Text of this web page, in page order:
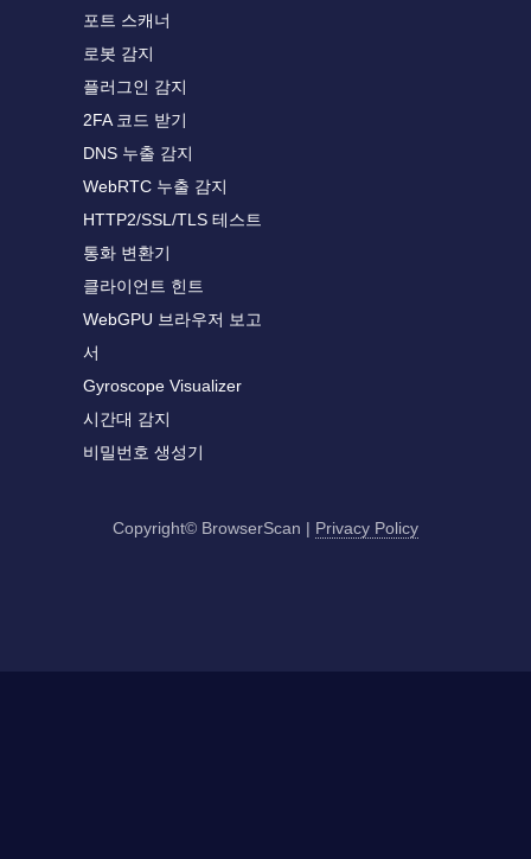
포트 스캐너
로봇 감지
플러그인 감지
2FA 코드 받기
DNS 누출 감지
WebRTC 누출 감지
HTTP2/SSL/TLS 테스트
통화 변환기
클라이언트 힌트
WebGPU 브라우저 보고
서
Gyroscope Visualizer
시간대 감지
비밀번호 생성기
Copyright© BrowserScan | Privacy Policy